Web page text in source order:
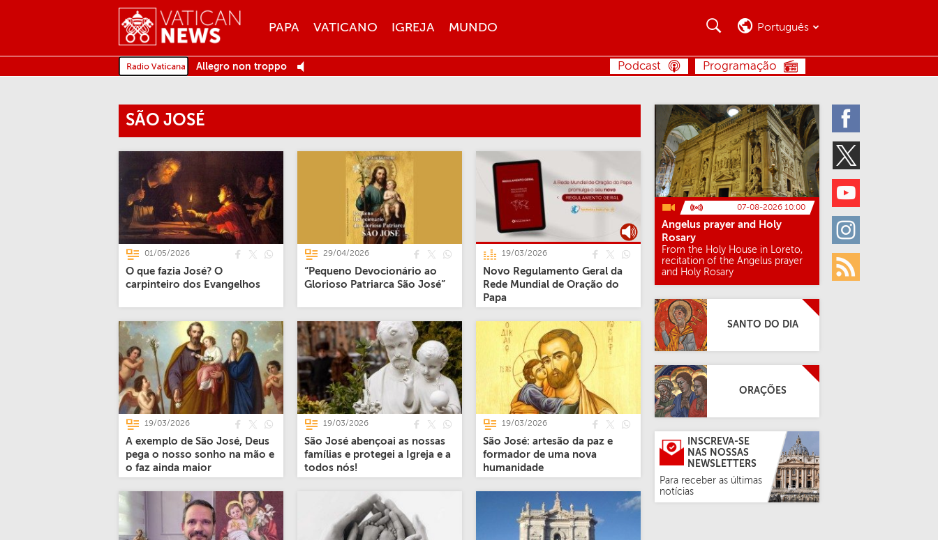
MENU
PAPA VATICANO IGREJA MUNDO
Twitter
Youtube
Instagram
Rss
BUSCA Português
Allegro non troppo Programação
Podcast
SÃO JOSÉ
01/05/2026
O que fazia José? O
carpinteiro dos Evangelhos
29/04/2026
“Pequeno Devocionário ao
Glorioso Patriarca São José”
19/03/2026
Novo Regulamento Geral da
Rede Mundial de Oração do
Papa
19/03/2026
A exemplo de São José, Deus
pega o nosso sonho na mão e
o faz ainda maior
19/03/2026
São José abençoai as nossas
famílias e protegei a Igreja e a
todos nós!
19/03/2026
São José: artesão da paz e
formador de uma nova
humanidade
07-08-2026 10:00
Angelus prayer and Holy
Rosary
From the Holy House in Loreto,
recitation of the Angelus prayer
and Holy Rosary
SANTO DO DIA
ORAÇÕES
INSCREVA-SE
NAS NOSSAS
NEWSLETTERS
Para receber as últimas
notícias